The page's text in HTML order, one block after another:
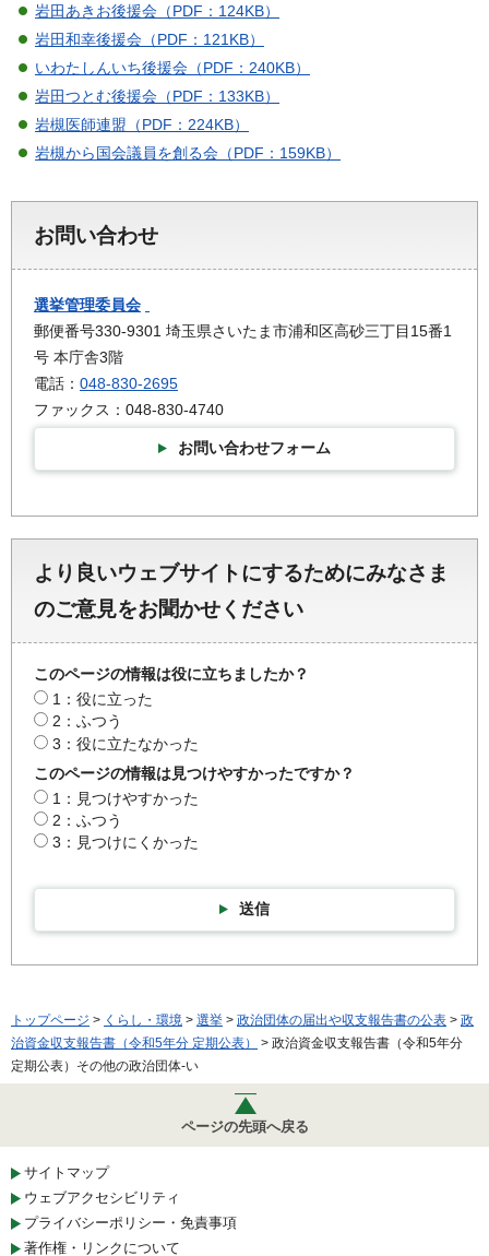
岩田あきお後援会（PDF：124KB）
岩田和幸後援会（PDF：121KB）
いわたしんいち後援会（PDF：240KB）
岩田つとむ後援会（PDF：133KB）
岩槻医師連盟（PDF：224KB）
岩槻から国会議員を創る会（PDF：159KB）
お問い合わせ
選挙管理委員会
郵便番号330-9301 埼玉県さいたま市浦和区高砂三丁目15番1
号 本庁舎3階
電話： 048-830-2695
ファックス：048-830-4740
お問い合わせフォーム
より良いウェブサイトにするためにみなさま
のご意見をお聞かせください
このページの情報は役に立ちましたか？
1：役に立った
2：ふつう
3：役に立たなかった
このページの情報は見つけやすかったですか？
1：見つけやすかった
2：ふつう
3：見つけにくかった
送信
トップページ > くらし・環境 > 選挙 > 政治団体の届出や収支報告書の公表 > 政
治資金収支報告書（令和5年分 定期公表）
> 政治資金収支報告書（令和5年分
定期公表）その他の政治団体-い
ページの先頭へ戻る
サイトマップ
ウェブアクセシビリティ
プライバシーポリシー・免責事項
著作権・リンクについて